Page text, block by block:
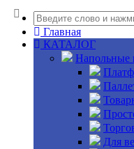
Главная
КАТАЛОГ
Напольные
Для